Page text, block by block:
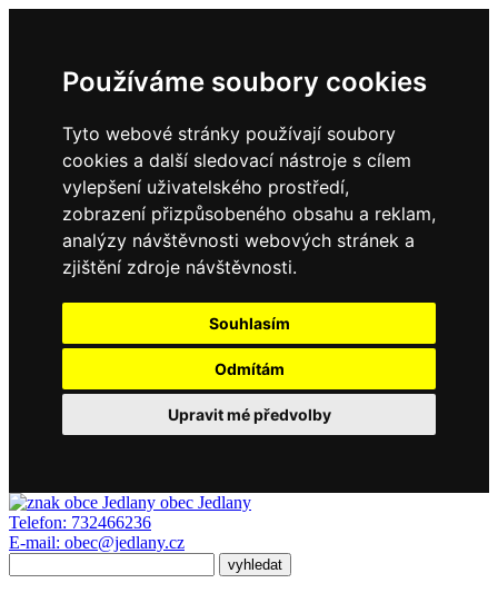
Používáme soubory cookies
Tyto webové stránky používají soubory
cookies a další sledovací nástroje s cílem
vylepšení uživatelského prostředí,
zobrazení přizpůsobeného obsahu a reklam,
analýzy návštěvnosti webových stránek a
zjištění zdroje návštěvnosti.
Souhlasím
Odmítám
Upravit mé předvolby
obec Jedlany
Telefon: 732466236
E-mail: obec@jedlany.cz